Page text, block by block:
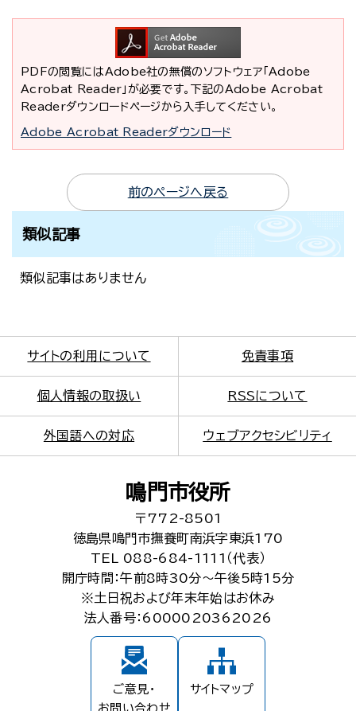
PDFの閲覧にはAdobe社の無償のソフトウェア「Adobe
Acrobat Reader」が必要です。下記のAdobe Acrobat
Readerダウンロードページから入手してください。
Adobe Acrobat Readerダウンロード
前のページへ戻る
類似記事
類似記事はありません
サイトの利用について 免責事項
個人情報の取扱い RSSについて
外国語への対応 ウェブアクセシビリティ
鳴門市役所
〒772-8501
徳島県鳴門市撫養町南浜字東浜170
TEL 088-684-1111（代表）
開庁時間：午前8時30分～午後5時15分
※土日祝および年末年始はお休み
法人番号：6000020362026
ご意見・
お問い合わせ
サイトマップ